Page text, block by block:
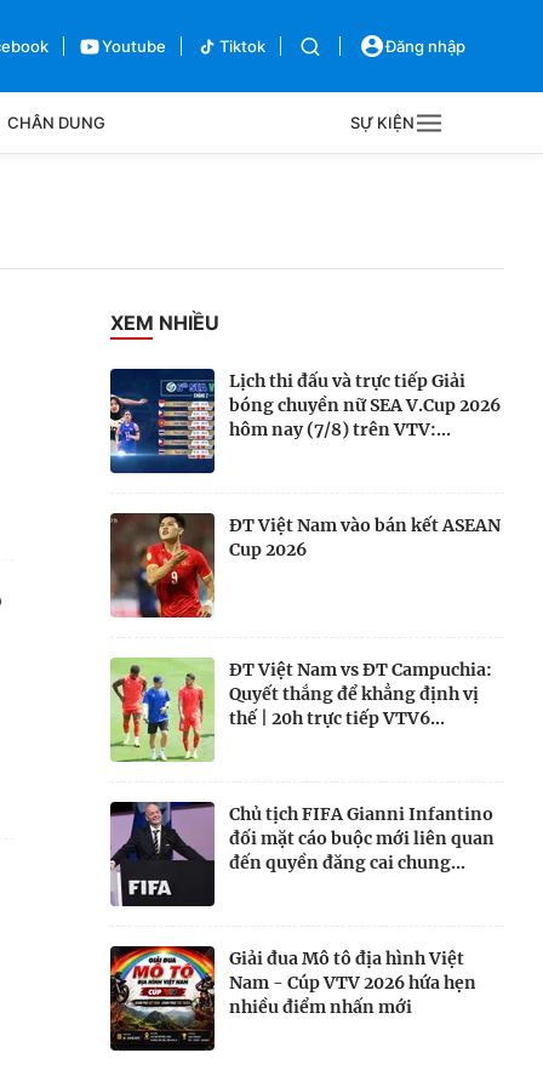
Youtube Tiktok Đăng nhập
CHÂN DUNG SỰ KIỆN
XEM NHIỀU
Lịch thi đấu và trực tiếp Giải
bóng chuyền nữ SEA V.Cup 2026
hôm nay (7/8) trên VTV:...
ĐT Việt Nam vào bán kết ASEAN
Cup 2026
ĐT Việt Nam vs ĐT Campuchia:
Quyết thắng để khẳng định vị
thế | 20h trực tiếp VTV6...
Chủ tịch FIFA Gianni Infantino
đối mặt cáo buộc mới liên quan
đến quyền đăng cai chung...
Giải đua Mô tô địa hình Việt
Nam - Cúp VTV 2026 hứa hẹn
nhiều điểm nhấn mới